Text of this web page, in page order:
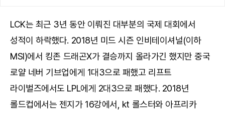
LCK는 최근 3년 동안 이뤄진 대부분의 국제 대회에서
성적이 하락했다. 2018년 미드 시즌 인비테이셔널(이하
MSI)에서 킹존 드래곤X가 결승까지 올라가긴 했지만 중국
로얄 네버 기브업에게 1대3으로 패했고 리프트
라이벌즈에서도 LPL에게 2대3으로 패했다. 2018년
롤드컵에서는 젠지가 16강에서, kt 롤스터와 아프리카